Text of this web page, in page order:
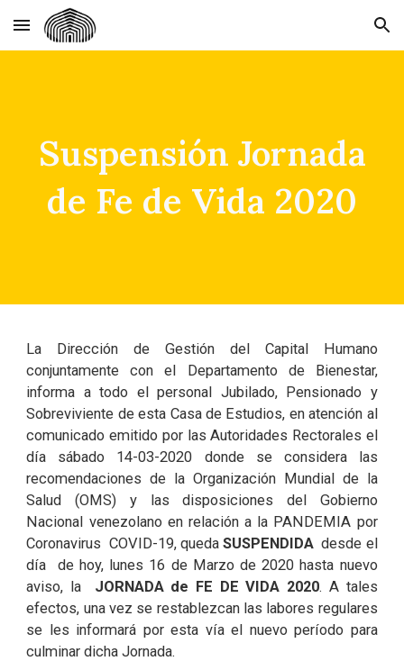
Skip to main content Skip to navigation
Suspensión Jornada
de Fe de Vida 2020
La Dirección de Gestión del Capital Humano
conjuntamente con el Departamento de Bienestar,
informa a todo el personal Jubilado, Pensionado y
Sobreviviente de esta Casa de Estudios, en atención al
comunicado emitido por las Autoridades Rectorales el
día sábado 14-03-2020 donde se considera las
recomendaciones de la Organización Mundial de la
Salud (OMS) y las disposiciones del Gobierno
Nacional venezolano en relación a la PANDEMIA por
Coronavirus COVID-19, quedaSUSPENDIDA desde el
día de hoy, lunes 16 de Marzo de 2020 hasta nuevo
aviso, la JORNADA de FE DE VIDA 2020. A tales
efectos, una vez se restablezcan las labores regulares
se les informará por esta vía el nuevo período para
culminar dicha Jornada.